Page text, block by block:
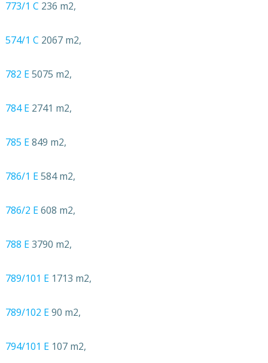
773/1 C 236 m2,
574/1 C 2067 m2,
782 E5075 m2,
784 E2741 m2,
785 E849 m2,
786/1 E584 m2,
786/2 E608 m2,
788 E3790 m2,
789/101 E1713 m2,
789/102 E90 m2,
794/101 E107 m2,